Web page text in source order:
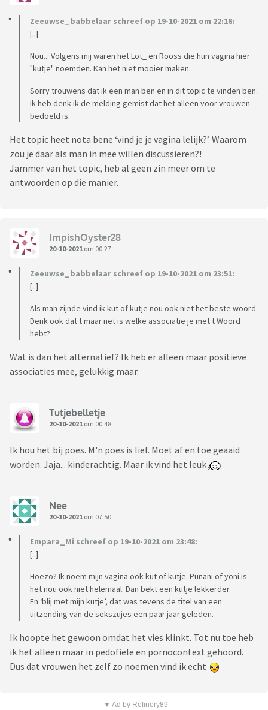
Zeeuwse_babbelaar schreef op 19-10-2021 om 22:16:
[..]
Nou... Volgens mij waren het Lot_ en Rooss die hun vagina hier
"kutje" noemden. Kan het niet mooier maken.
Sorry trouwens dat ik een man ben en in dit topic te vinden ben.
Ik heb denk ik de melding gemist dat het alleen voor vrouwen
bedoeld is.
Het topic heet nota bene ‘vind je je vagina lelijk?’. Waarom
zou je daar als man in mee willen discussiëren?!
Jammer van het topic, heb al geen zin meer om te
antwoorden op die manier.
ImpishOyster28
20-10-2021 om 00:27
Zeeuwse_babbelaar schreef op 19-10-2021 om 23:51:
[..]
Als man zijnde vind ik kut of kutje nou ook niet het beste woord.
Denk ook dat t maar net is welke associatie je met t Woord
hebt?
Wat is dan het alternatief? Ik heb er alleen maar positieve
associaties mee, gelukkig maar.
Tutjebelletje
20-10-2021 om 00:48
Ik hou het bij poes. M'n poes is lief. Moet af en toe geaaid
worden. Jaja... kinderachtig. Maar ik vind het leuk
Nee
20-10-2021 om 07:50
Empara_Mi schreef op 19-10-2021 om 23:48:
[..]
Hoezo? Ik noem mijn vagina ook kut of kutje. Punani of yoni is
het nou ook niet helemaal. Dan bekt een kutje lekkerder.
En ‘blij met mijn kutje’, dat was tevens de titel van een
uitzending van de sekszujes een paar jaar geleden.
Ik hoopte het gewoon omdat het vies klinkt. Tot nu toe heb
ik het alleen maar in pedofiele en pornocontext gehoord.
Dus dat vrouwen het zelf zo noemen vind ik echt
▼ Ad by Refinery89